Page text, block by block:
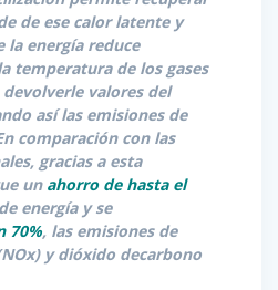
de ese calor latente y
la energía reduce
temperatura de los gases
valores del
así las emisiones de
comparación con las
gracias a esta
un ahorro de hasta el
energía y se
70%, las emisiones de
y dióxido decarbono